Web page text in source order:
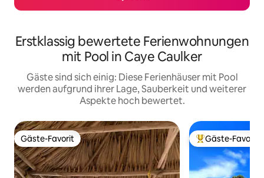
Erstklassig bewertete Ferienwohnungen
mit Pool in Caye Caulker
Gäste sind sich einig: Diese Ferienhäuser mit Pool
werden aufgrund ihrer Lage, Sauberkeit und weiterer
Aspekte hoch bewertet.
Gäste-Favorit
Gäste-Favorit Beliebter Gäste-
Gäste-Favorit